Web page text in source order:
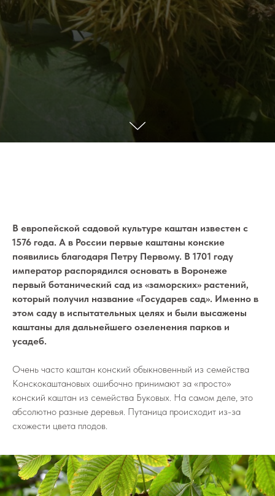
В европейской садовой культуре каштан известен с
1576 года. А в России первые каштаны конские
появились благодаря Петру Первому. В 1701 году
император распорядился основать в Воронеже
первый ботанический сад из «заморских» растений,
который получил название «Государев сад». Именно в
этом саду в испытательных целях и были высажены
каштаны для дальнейшего озеленения парков и
усадеб.
Очень часто каштан конский обыкновенный из семейства
Конскокаштановых ошибочно принимают за «просто»
конский каштан из семейства Буковых. На самом деле, это
абсолютно разные деревья. Путаница происходит из-за
схожести цвета плодов.